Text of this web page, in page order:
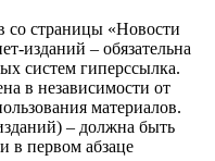
со страницы «Новости
изданий – обязательна
систем гиперссылка.
в независимости от
материалов.
– должна быть
в первом абзаце